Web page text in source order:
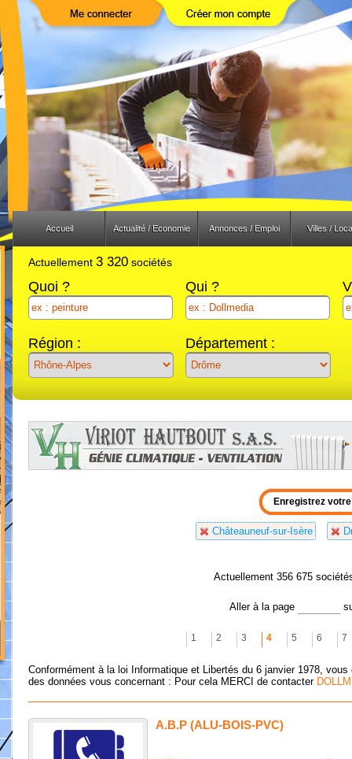
Accueil Actualité / Economie Annonces / Emploi Villes /
Actuellement 3 320 sociétés
Quoi ? Qui ?
Région : Département :
Previous
Next
Châteauneuf-sur-Isère
Actuellement 356 675
Aller à la page
1 2 3 4 5 6 7
Conformément à la loi Informatique et Libertés du 6 janvier 1978,
des données vous concernant : Pour cela MERCI de contacter
A.B.P (ALU-BOIS-PVC)